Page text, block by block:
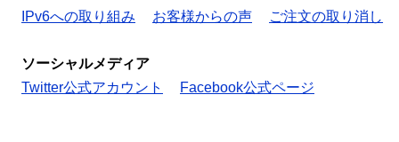
IPv6への取り組み
お客様からの声 ご注文の取り消し
ソーシャルメディア
Twitter公式アカウント
Facebook公式ページ